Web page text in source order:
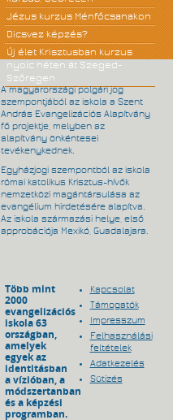
Jézus kurzus Ménfőcsanakon
Dicsvez képzés?
Új élet Krisztusban kurzus
nyolc héten át Szeged-
Szőregen
A magyarországi polgári jog
szempontjából az iskola a Szent
András Evangelizációs Alapítvány
fő projektje, melyben az
alapítvány önkéntesei
tevékenykednek.
Egyházjogi szempontból az iskola
római katolikus Krisztus-hívők
nemzetközi magántársulása az
evangélium hirdetésére alapítva.
Az iskola származási helye, első
approbációja Mexikó, Guadalajara.
Több mint
2000
evangelizációs
iskola 63
országban,
amelyek
egyek az
identitásban
a vízióban, a
módszertanban
és a képzési
programban.
Kapcsolat
Támogatók
Impresszum
Felhasználási
feltételek
Adatkezelés
Sütizés